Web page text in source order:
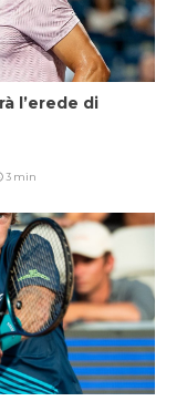
l’erede di
3 min